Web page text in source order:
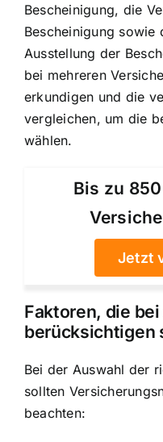
Bescheinigung, die
Bescheinigung sowie
Ausstellung der
bei mehreren
erkundigen und die
vergleichen, um die
wählen.
Bis zu
Jetzt
Faktoren, die
berücksichtigen
Bei der Auswahl der
sollten
beachten: